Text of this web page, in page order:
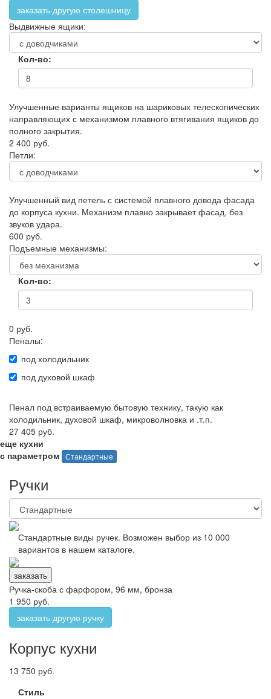
заказать другую столешницу
Выдвижные ящики:
Кол-во:
Улучшенные варианты ящиков на шариковых телескопических
направляющих с механизмом плавного втягивания ящиков до
полного закрытия.
2 400 руб.
Петли:
Улучшенный вид петель с системой плавного довода фасада
до корпуса кухни. Механизм плавно закрывает фасад, без
звуков удара.
600 руб.
Подъемные механизмы:
Кол-во:
0 руб.
Пеналы:
под холодильник
под духовой шкаф
Пенал под встраиваемую бытовую технику, такую как
холодильник, духовой шкаф, микроволновка и .т.п.
27 405 руб.
еще кухни
с параметром Стандартные
Ручки
Стандартные виды ручек. Возможен выбор из 10 000
вариантов в нашем каталоге.
заказать
Ручка-скоба с фарфором, 96 мм, бронза
1 950 руб.
заказать другую ручку
Корпус кухни
13 750 руб.
Стиль